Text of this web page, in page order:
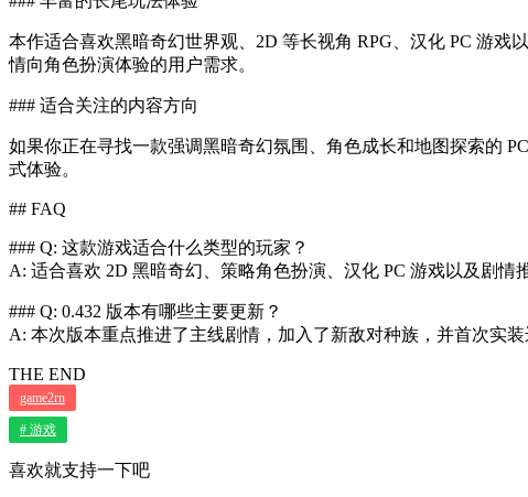
本作适合喜欢黑暗奇幻世界观、2D 等长视角 RPG、汉化 PC 游
情向角色扮演体验的用户需求。
### 适合关注的内容方向
如果你正在寻找一款强调黑暗奇幻氛围、角色成长和地图探索的
式体验。
## FAQ
### Q: 这款游戏适合什么类型的玩家？
A: 适合喜欢 2D 黑暗奇幻、策略角色扮演、汉化 PC 游戏以及剧情
### Q: 0.432 版本有哪些主要更新？
A: 本次版本重点推进了主线剧情，加入了新敌对种族，并首次实
THE END
game2rn
# 游戏
喜欢就支持一下吧